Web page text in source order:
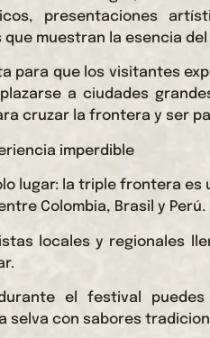
presentaciones
muestran la esencia del
para que los visitantes
a ciudades
cruzar la frontera y ser
imperdible
lugar: la triple frontera es
Colombia, Brasil y Perú.
locales y regionales
durante el festival
selva con sabores